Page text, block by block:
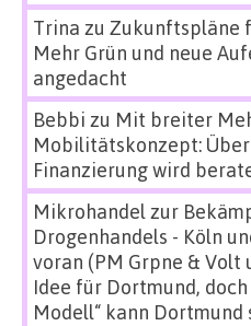
Trina zu Zukunftspläne
Mehr Grün und neue
angedacht
Bebbi zu Mit breiter
Mobilitätskonzept:
Finanzierung wird
Mikrohandel zur
Drogenhandels - Köln
voran (PM Grpne & Volt
Idee für Dortmund,
Modell“ kann Dortmund